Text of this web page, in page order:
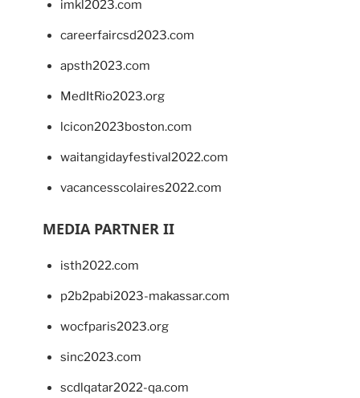
imkl2023.com
careerfaircsd2023.com
apsth2023.com
MedItRio2023.org
lcicon2023boston.com
waitangidayfestival2022.com
vacancesscolaires2022.com
MEDIA PARTNER II
isth2022.com
p2b2pabi2023-makassar.com
wocfparis2023.org
sinc2023.com
scdlqatar2022-qa.com